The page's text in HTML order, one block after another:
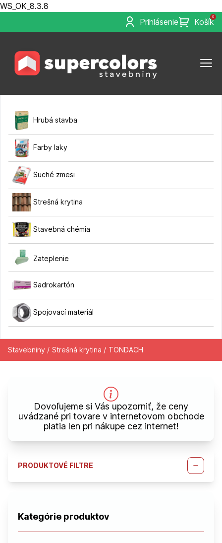
WS_OK_8.3.8
Prihlásenie
0
Košík
Hrubá stavba
Farby laky
Suché zmesi
Strešná krytina
Stavebná chémia
Zateplenie
Sadrokartón
Spojovací materiál
Stavebniny / Strešná krytina / TONDACH
Dovoľujeme si Vás upozorniť, že ceny
uvádzané pri tovare v internetovom obchode
platia len pri nákupe cez internet!
PRODUKTOVÉ FILTRE
Kategórie produktov